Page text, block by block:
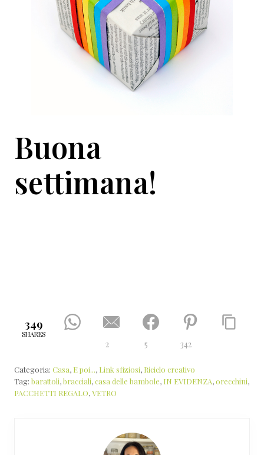
Buona
settimana!
349
SHARES
2 5 342
Categoria: Casa, E poi..., Link sfiziosi, Riciclo creativo
Tag: barattoli,bracciali,casa delle bambole, IN EVIDENZA,orecchini,
PACCHETTI REGALO,VETRO